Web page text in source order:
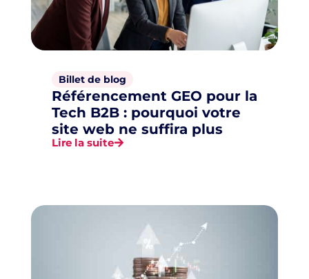
Billet de blog
Référencement GEO pour la
Tech B2B : pourquoi votre
site web ne suffira plus
Lire la suite